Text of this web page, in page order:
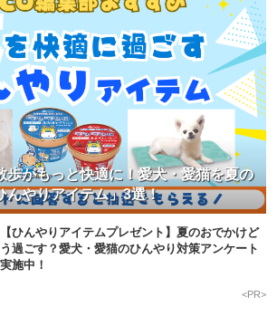
歩がもっと快適に！愛犬・愛猫を夏の
んやりアイテム」3選！
【ひんやりアイテムプレゼント】夏のおでかけど
う過ごす？愛犬・愛猫のひんやり対策アンケート
実施中！
<PR>